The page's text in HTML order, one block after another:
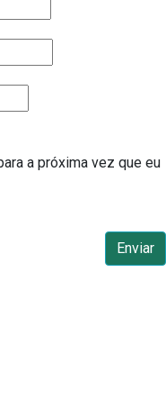
a próxima vez que eu